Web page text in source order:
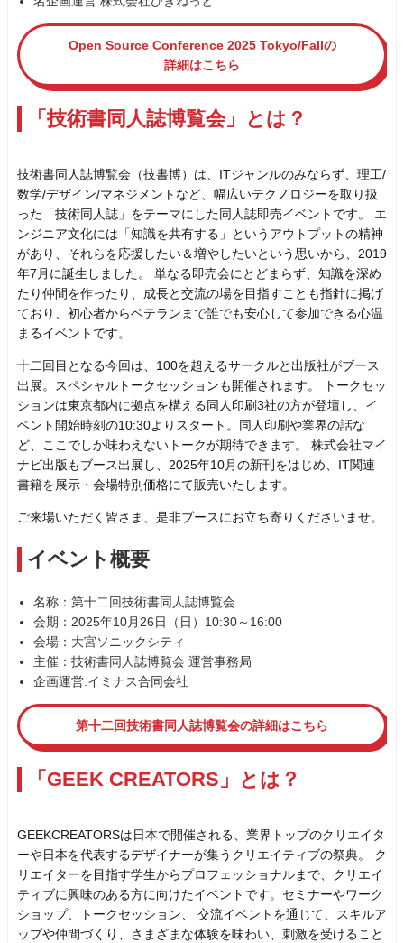
Open Source Conference 2025 Tokyo/Fallの
詳細はこちら
「技術書同人誌博覧会」とは？
技術書同人誌博覧会（技書博）は、ITジャンルのみならず、理工/
数学/デザイン/マネジメントなど、幅広いテクノロジーを取り扱
った「技術同人誌」をテーマにした同人誌即売イベントです。 エ
ンジニア文化には「知識を共有する」というアウトプットの精神
があり、それらを応援したい＆増やしたいという思いから、2019
年7月に誕生しました。 単なる即売会にとどまらず、知識を深め
たり仲間を作ったり、成長と交流の場を目指すことも指針に掲げ
ており、初心者からベテランまで誰でも安心して参加できる心温
まるイベントです。
十二回目となる今回は、100を超えるサークルと出版社がブース
出展。スペシャルトークセッションも開催されます。 トークセッ
ションは東京都内に拠点を構える同人印刷3社の方が登壇し、イ
ベント開始時刻の10:30よりスタート。同人印刷や業界の話な
ど、ここでしか味わえないトークが期待できます。 株式会社マイ
ナビ出版もブース出展し、2025年10月の新刊をはじめ、IT関連
書籍を展示・会場特別価格にて販売いたします。
ご来場いただく皆さま、是非ブースにお立ち寄りくださいませ。
イベント概要
名称：第十二回技術書同人誌博覧会
会期：2025年10月26日（日）10:30～16:00
会場：大宮ソニックシティ
主催：技術書同人誌博覧会 運営事務局
企画運営:イミナス合同会社
第十二回技術書同人誌博覧会の詳細はこちら
「GEEK CREATORS」とは？
GEEKCREATORSは日本で開催される、業界トップのクリエイタ
ーや日本を代表するデザイナーが集うクリエイティブの祭典。 ク
リエイターを目指す学生からプロフェッショナルまで、クリエイ
ティブに興味のある方に向けたイベントです。セミナーやワーク
ショップ、トークセッション、 交流イベントを通じて、スキルア
ップや仲間づくり、さまざまな体験を味わい、刺激を受けること